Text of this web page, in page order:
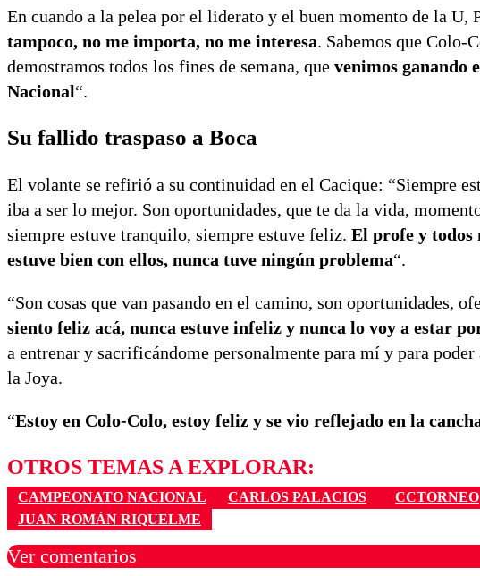
En cuando a la pelea por el liderato y el buen momento de la U,
tampoco, no me importa, no me interesa. Sabemos que Colo-
demostramos todos los fines de semana, que venimos ganando
Nacional“.
Su fallido traspaso a Boca
El volante se refirió a su continuidad en el Cacique: “Siempre
iba a ser lo mejor. Son oportunidades, que te da la vida,
siempre estuve tranquilo, siempre estuve feliz. El profe y todos
estuve bien con ellos, nunca tuve ningún problema“.
“Son cosas que van pasando en el camino, son oportunidades,
siento feliz acá, nunca estuve infeliz y nunca lo voy a estar
a entrenar y sacrificándome personalmente para mí y para
la Joya.
“Estoy en Colo-Colo, estoy feliz y se vio reflejado en la
OTROS TEMAS A EXPLORAR:
CAMPEONATO NACIONAL CARLOS PALACIOS CCTORNEO
JUAN ROMÁN RIQUELME
Ver comentarios